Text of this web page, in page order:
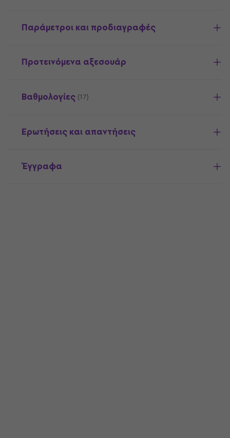
Παράμετροι και προδιαγραφές
Προτεινόμενα αξεσουάρ
Βαθμολογίες (17)
Ερωτήσεις και απαντήσεις
Έγγραφα